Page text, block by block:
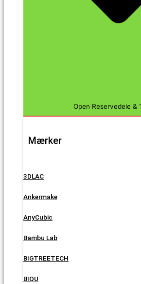
Open Reservedele &
Mærker
3DLAC
Ankermake
AnyCubic
Bambu Lab
BIGTREETECH
BIQU